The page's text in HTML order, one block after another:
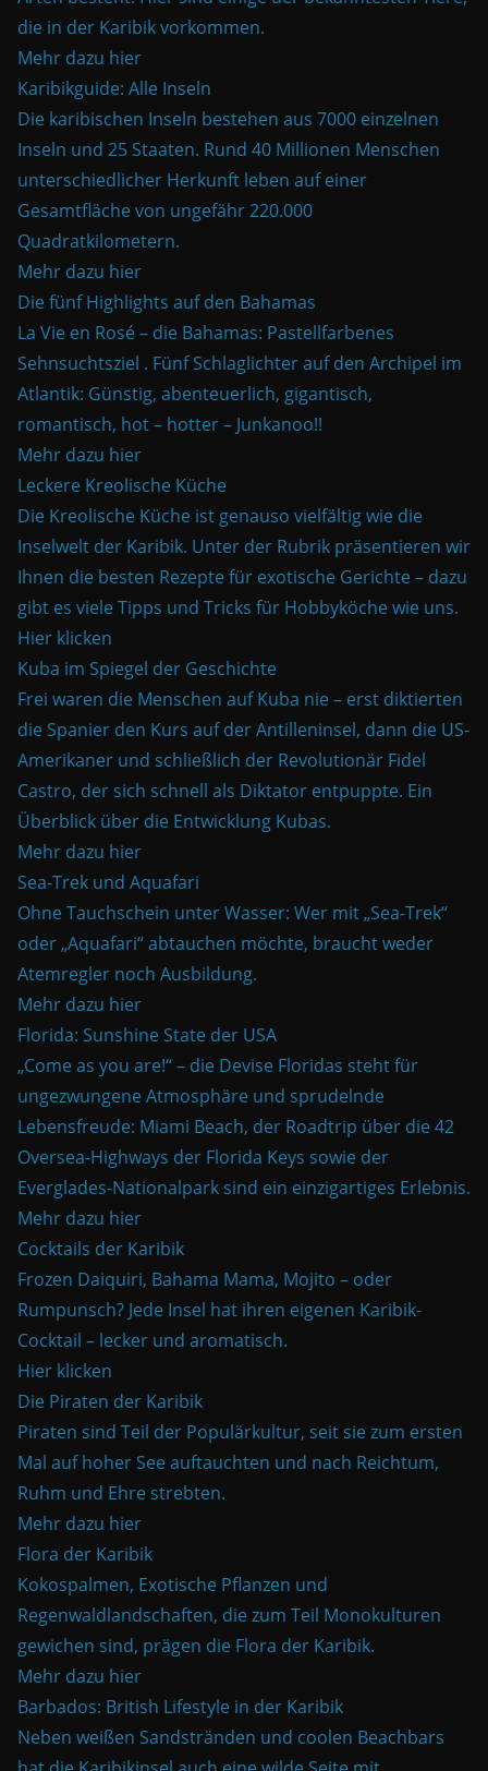
die in der Karibik vorkommen.
Mehr dazu hier
Karibikguide: Alle Inseln
Die karibischen Inseln bestehen aus 7000 einzelnen
Inseln und 25 Staaten. Rund 40 Millionen Menschen
unterschiedlicher Herkunft leben auf einer
Gesamtfläche von ungefähr 220.000
Quadratkilometern.
Mehr dazu hier
Die fünf Highlights auf den Bahamas
La Vie en Rosé – die Bahamas: Pastellfarbenes
Sehnsuchtsziel . Fünf Schlaglichter auf den Archipel im
Atlantik: Günstig, abenteuerlich, gigantisch,
romantisch, hot – hotter – Junkanoo!!
Mehr dazu hier
Leckere Kreolische Küche
Die Kreolische Küche ist genauso vielfältig wie die
Inselwelt der Karibik. Unter der Rubrik präsentieren wir
Ihnen die besten Rezepte für exotische Gerichte – dazu
gibt es viele Tipps und Tricks für Hobbyköche wie uns.
Hier klicken
Kuba im Spiegel der Geschichte
Frei waren die Menschen auf Kuba nie – erst diktierten
die Spanier den Kurs auf der Antilleninsel, dann die US-
Amerikaner und schließlich der Revolutionär Fidel
Castro, der sich schnell als Diktator entpuppte. Ein
Überblick über die Entwicklung Kubas.
Mehr dazu hier
Sea-Trek und Aquafari
Ohne Tauchschein unter Wasser: Wer mit „Sea-Trek“
oder „Aquafari“ abtauchen möchte, braucht weder
Atemregler noch Ausbildung.
Mehr dazu hier
Florida: Sunshine State der USA
„Come as you are!“ – die Devise Floridas steht für
ungezwungene Atmosphäre und sprudelnde
Lebensfreude: Miami Beach, der Roadtrip über die 42
Oversea-Highways der Florida Keys sowie der
Everglades-Nationalpark sind ein einzigartiges Erlebnis.
Mehr dazu hier
Cocktails der Karibik
Frozen Daiquiri, Bahama Mama, Mojito – oder
Rumpunsch? Jede Insel hat ihren eigenen Karibik-
Cocktail – lecker und aromatisch.
Hier klicken
Die Piraten der Karibik
Piraten sind Teil der Populärkultur, seit sie zum ersten
Mal auf hoher See auftauchten und nach Reichtum,
Ruhm und Ehre strebten.
Mehr dazu hier
Flora der Karibik
Kokospalmen, Exotische Pflanzen und
Regenwaldlandschaften, die zum Teil Monokulturen
gewichen sind, prägen die Flora der Karibik.
Mehr dazu hier
Barbados: British Lifestyle in der Karibik
Neben weißen Sandstränden und coolen Beachbars